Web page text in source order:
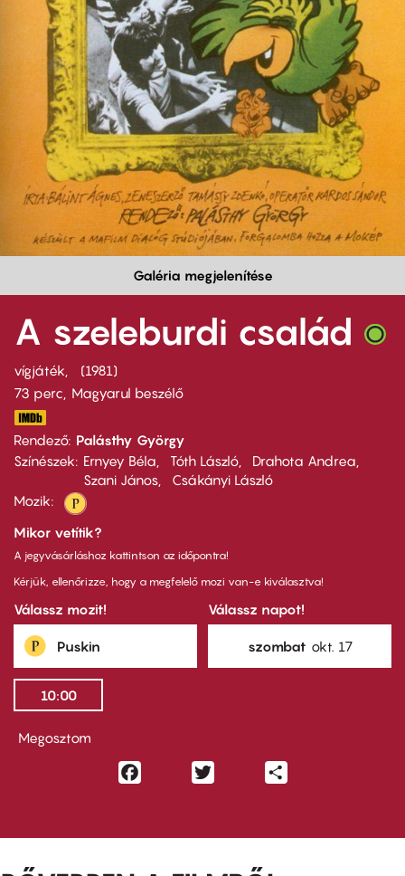
Galéria megjelenítése
A szeleburdi család
vígjáték
1981
73 perc,
Magyarul beszélő
Rendező Palásthy György
Színészek
Ernyey Béla Tóth László
Drahota Andrea
Szani János
Csákányi László
Mozik:
Mikor vetítik?
A jegyvásárláshoz kattintson az időpontra!
Kérjük, ellenőrizze, hogy a megfelelő mozi van-e kiválasztva!
Válassz mozit!
Puskin
Válassz napot!
szombat okt. 17
10:00
Megosztom
Facebook